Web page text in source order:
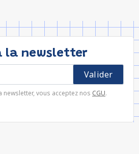
la newsletter
newsletter, vous acceptez nos CGU.